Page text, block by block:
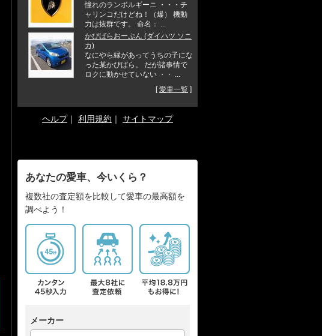
憧れのランボルギーニ ・・・チ
ャリンコだけどね！（爆） 機動
力は抜群です。 命名： ...
かぴばらおーぷん (ダイハツ ソニ
カ)
なにやら縁があってうちの子にな
った某かぴばら。 だが諸事情で
ロクに動かせていない ・・ ...
[愛車一覧 ]
ヘルプ｜ 利用規約 ｜ サイトマップ
あなたの愛車、今いくら？
複数社の査定額を比較して愛車の最高額を
調べよう！
メーカー